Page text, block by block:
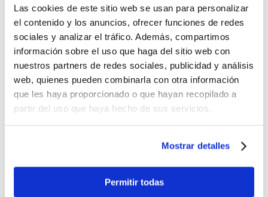
Las cookies de este sitio web se usan para personalizar
el contenido y los anuncios, ofrecer funciones de redes
sociales y analizar el tráfico. Además, compartimos
información sobre el uso que haga del sitio web con
nuestros partners de redes sociales, publicidad y análisis
web, quienes pueden combinarla con otra información
que les haya proporcionado o que hayan recopilado a
partir del uso que haya hecho de sus servicios.
Mostrar detalles
Permitir todas